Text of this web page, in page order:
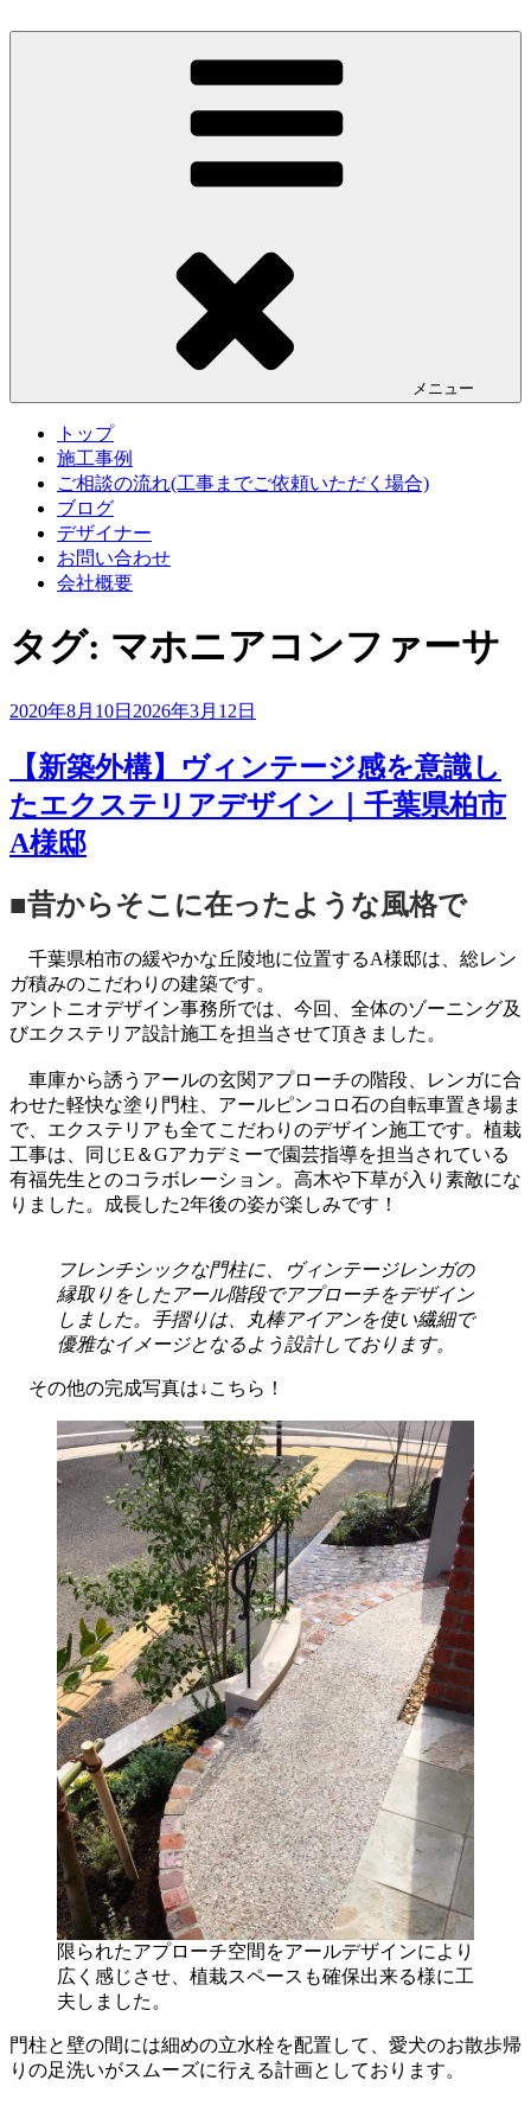
エクステリアデザイン.com
千葉県柏市のアントニオデザイン事務所では、ナチュラルな
エクステリアデザインにこだわる方の外構やガーデンのプラ
ンをはじめ、設計施工を承ります。柏の葉キャンパスを拠点
とし、柏・流山・松戸を中心に首都圏にて活動をしておりま
メニュー
トップ
施工事例
ご相談の流れ(工事までご依頼いただく場合)
ブログ
デザイナー
お問い合わせ
会社概要
タグ: マホニアコンファーサ
投
日:
2020年8月10日 2026年3月12日
【新築外構】ヴィンテージ感を意識し
たエクステリアデザイン｜千葉県柏市
A様邸
■昔からそこに在ったような風格で
千葉県柏市の緩やかな丘陵地に位置するA様邸は、総レン
ガ積みのこだわりの建築です。
アントニオデザイン事務所では、今回、全体のゾーニング及
びエクステリア設計施工を担当させて頂きました。
車庫から誘うアールの玄関アプローチの階段、レンガに合
わせた軽快な塗り門柱、アールピンコロ石の自転車置き場ま
で、エクステリアも全てこだわりのデザイン施工です。植栽
工事は、同じE＆Gアカデミーで園芸指導を担当されている
有福先生とのコラボレーション。高木や下草が入り素敵にな
りました。成長した2年後の姿が楽しみです！
フレンチシックな門柱に、ヴィンテージレンガの
縁取りをしたアール階段でアプローチをデザイン
しました。手摺りは、丸棒アイアンを使い繊細で
優雅なイメージとなるよう設計しております。
その他の完成写真は↓こちら！
限られたアプローチ空間をアールデザインにより
広く感じさせ、植栽スペースも確保出来る様に工
夫しました。
門柱と壁の間には細めの立水栓を配置して、愛犬のお散歩帰
りの足洗いがスムーズに行える計画としております。